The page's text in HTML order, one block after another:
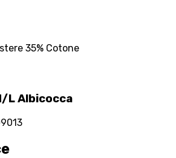
35% Cotone
L Albicocca